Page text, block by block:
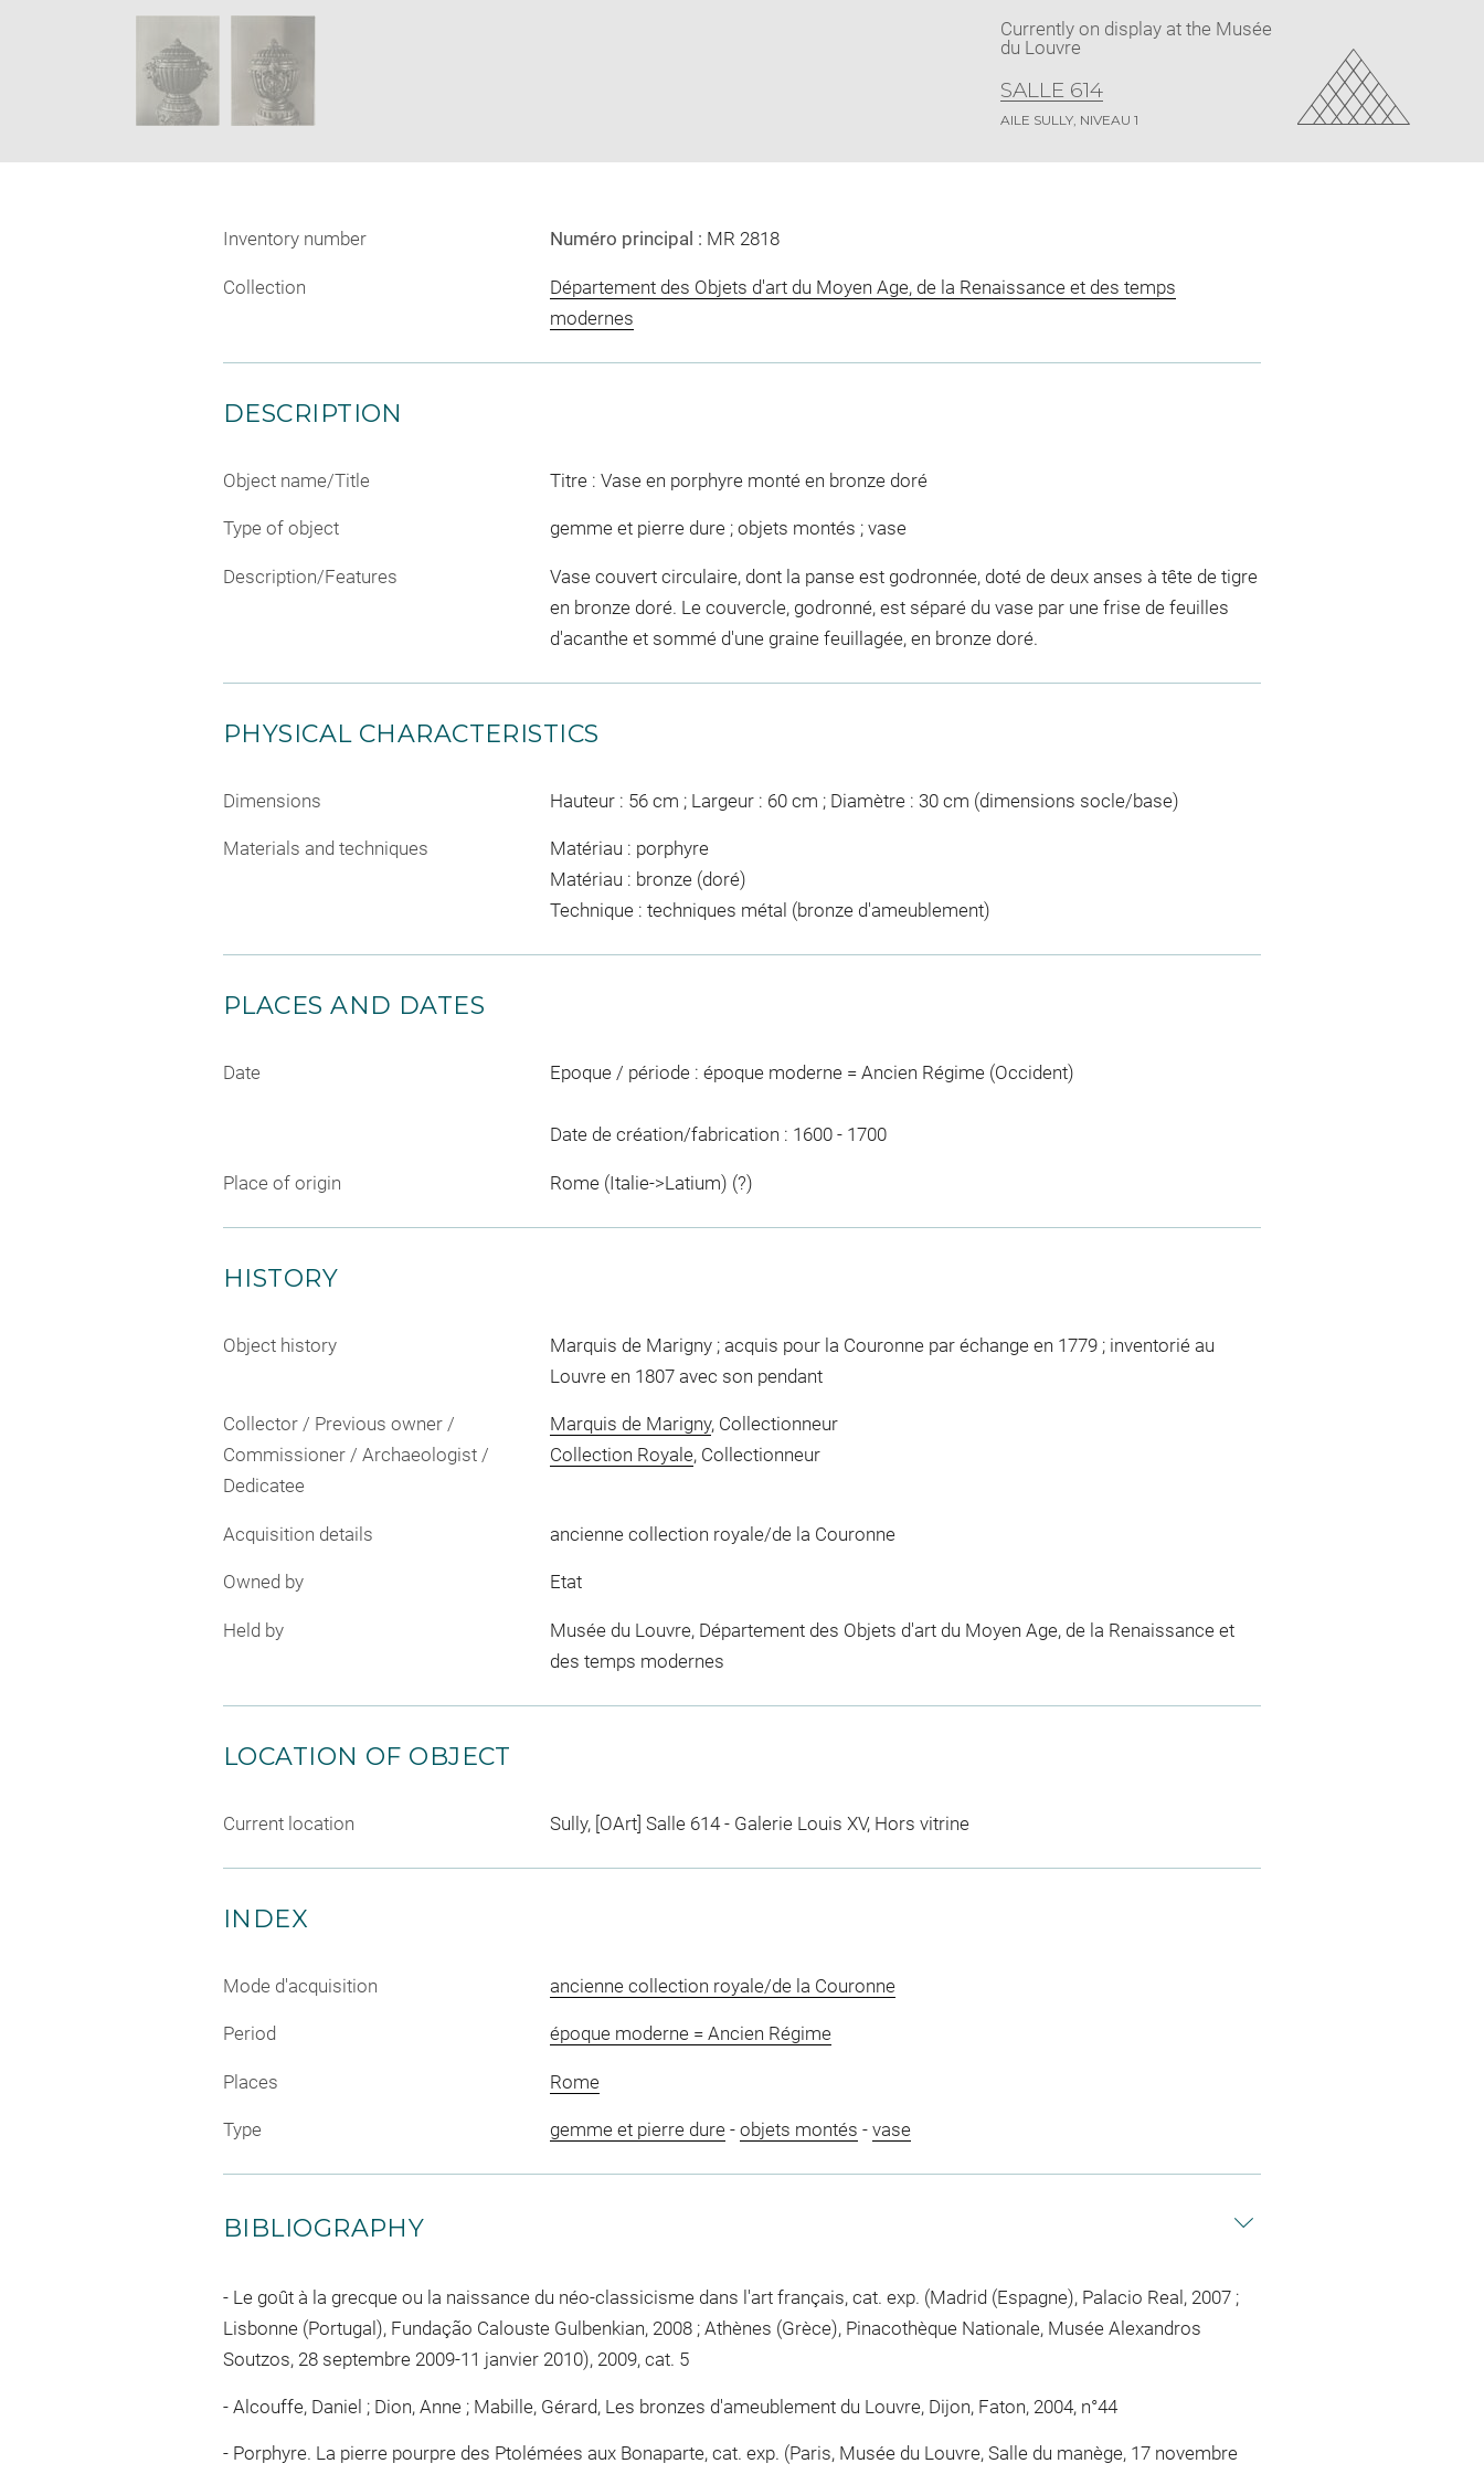
Currently on display at the Musée
du Louvre
SALLE 614
AILE SULLY, NIVEAU 1
Inventory number Numéro principal : MR 2818
Collection
Département des Objets d'art du Moyen Age, de la Renaissance et des temps
modernes
DESCRIPTION
Object name/Title Titre : Vase en porphyre monté en bronze doré
Type of object gemme et pierre dure ; objets montés ; vase
Description/Features
Vase couvert circulaire, dont la panse est godronnée, doté de deux anses à tête de tigre
en bronze doré. Le couvercle, godronné, est séparé du vase par une frise de feuilles
d'acanthe et sommé d'une graine feuillagée, en bronze doré.
PHYSICAL CHARACTERISTICS
Dimensions Hauteur : 56 cm ; Largeur : 60 cm ; Diamètre : 30 cm (dimensions socle/base)
Materials and techniques
Matériau : porphyre
Matériau : bronze (doré)
Technique : techniques métal (bronze d'ameublement)
PLACES AND DATES
Date Epoque / période : époque moderne = Ancien Régime (Occident)
Date de création/fabrication : 1600 - 1700
Place of origin Rome (Italie->Latium) (?)
HISTORY
Object history
Marquis de Marigny ; acquis pour la Couronne par échange en 1779 ; inventorié au
Louvre en 1807 avec son pendant
Collector / Previous owner /
Commissioner / Archaeologist /
Dedicatee
Marquis de Marigny, Collectionneur
Collection Royale, Collectionneur
Acquisition details ancienne collection royale/de la Couronne
Owned by Etat
Held by
Musée du Louvre, Département des Objets d'art du Moyen Age, de la Renaissance et
des temps modernes
LOCATION OF OBJECT
Current location Sully, [OArt] Salle 614 - Galerie Louis XV, Hors vitrine
INDEX
Mode d'acquisition ancienne collection royale/de la Couronne
Period époque moderne = Ancien Régime
Places Rome
Type gemme et pierre dure- objets montés - vase
BIBLIOGRAPHY
Le goût à la grecque ou la naissance du néo-classicisme dans l'art français, cat. exp. (Madrid (Espagne), Palacio Real, 2007 ;
Lisbonne (Portugal), Fundação Calouste Gulbenkian, 2008 ; Athènes (Grèce), Pinacothèque Nationale, Musée Alexandros
Soutzos, 28 septembre 2009-11 janvier 2010), 2009, cat. 5
Alcouffe, Daniel ; Dion, Anne ; Mabille, Gérard, Les bronzes d'ameublement du Louvre, Dijon, Faton, 2004, n°44
Porphyre. La pierre pourpre des Ptolémées aux Bonaparte, cat. exp. (Paris, Musée du Louvre, Salle du manège, 17 novembre